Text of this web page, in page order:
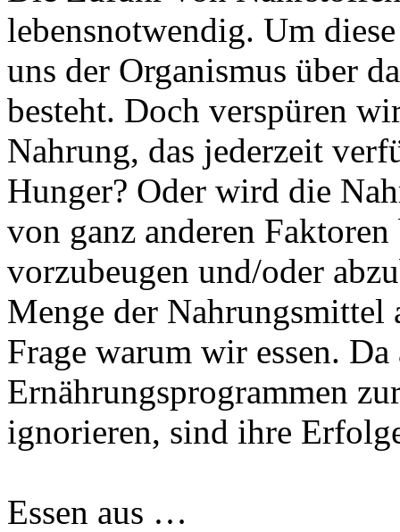
lebensnotwendig. Um
uns der Organismus über
besteht. Doch verspüren
Nahrung, das jederzeit
Hunger? Oder wird die
von ganz anderen
vorzubeugen und/oder
Menge der Nahrungsmittel
Frage warum wir essen.
Ernährungsprogrammen
ignorieren, sind ihre
Essen aus …